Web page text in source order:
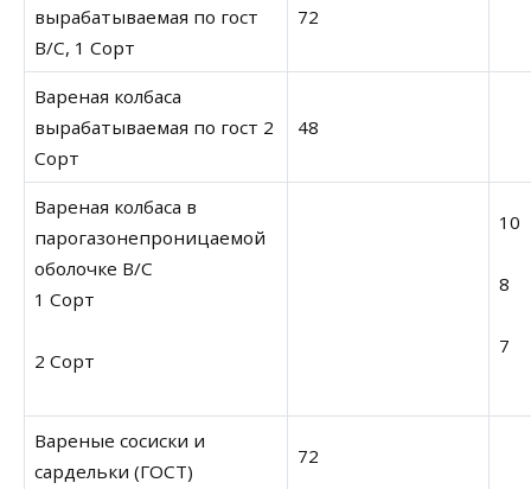
вырабатываемая по гост
В/С, 1 Сорт
72
Вареная колбаса
вырабатываемая по гост 2
Сорт
48
Вареная колбаса в
парогазонепроницаемой
оболочке В/С
1 Сорт
2 Сорт
10
8
7
Вареные сосиски и
сардельки (ГОСТ)
72